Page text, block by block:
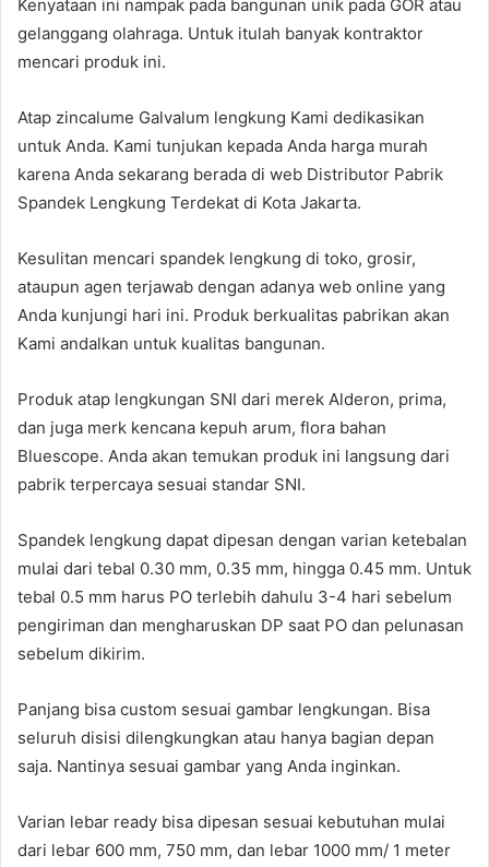
Kenyataan ini nampak pada bangunan unik pada GOR atau
gelanggang olahraga. Untuk itulah banyak kontraktor
mencari produk ini.
Atap zincalume Galvalum lengkung Kami dedikasikan
untuk Anda. Kami tunjukan kepada Anda harga murah
karena Anda sekarang berada di web Distributor Pabrik
Spandek Lengkung Terdekat di Kota Jakarta.
Kesulitan mencari spandek lengkung di toko, grosir,
ataupun agen terjawab dengan adanya web online yang
Anda kunjungi hari ini. Produk berkualitas pabrikan akan
Kami andalkan untuk kualitas bangunan.
Produk atap lengkungan SNI dari merek Alderon, prima,
dan juga merk kencana kepuh arum, flora bahan
Bluescope. Anda akan temukan produk ini langsung dari
pabrik terpercaya sesuai standar SNI.
Spandek lengkung dapat dipesan dengan varian ketebalan
mulai dari tebal 0.30 mm, 0.35 mm, hingga 0.45 mm. Untuk
tebal 0.5 mm harus PO terlebih dahulu 3-4 hari sebelum
pengiriman dan mengharuskan DP saat PO dan pelunasan
sebelum dikirim.
Panjang bisa custom sesuai gambar lengkungan. Bisa
seluruh disisi dilengkungkan atau hanya bagian depan
saja. Nantinya sesuai gambar yang Anda inginkan.
Varian lebar ready bisa dipesan sesuai kebutuhan mulai
dari lebar 600 mm, 750 mm, dan lebar 1000 mm/ 1 meter